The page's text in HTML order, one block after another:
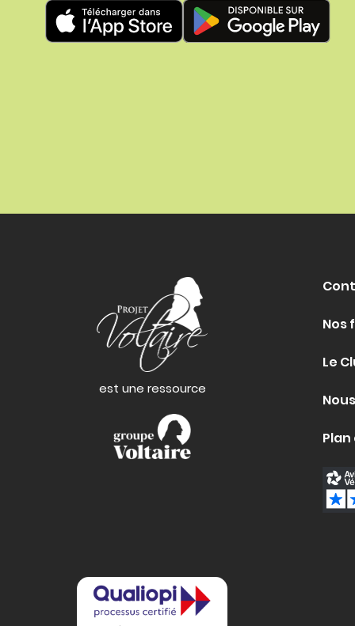
est une ressource
Nos
Le